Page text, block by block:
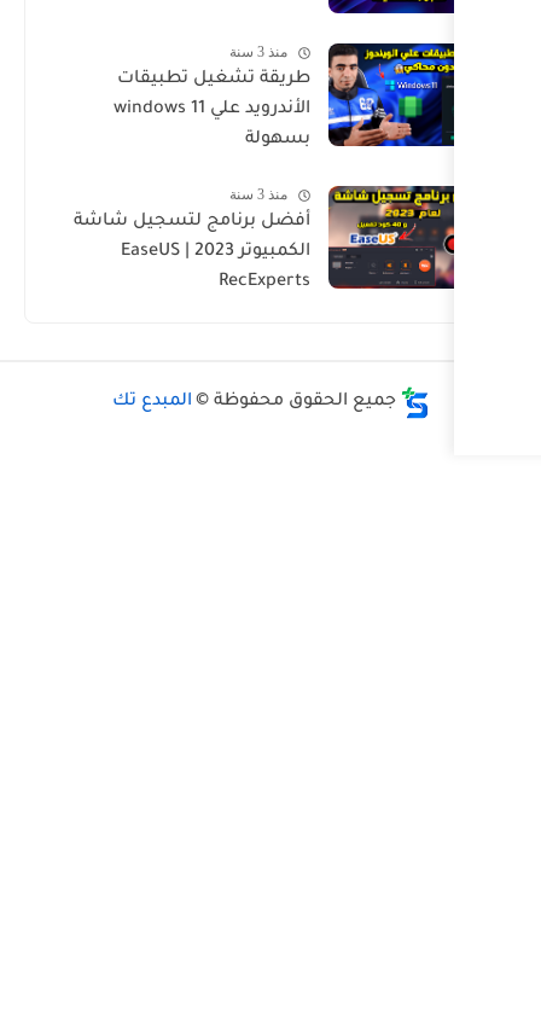
طريقة تشغيل تطبيقات
الأندرويد علي windows 11
بسهولة
أفضل برنامج لتسجيل شاشة
الكمبيوتر 2023 | EaseUS
RecExperts
محفوظة © المبدع تك